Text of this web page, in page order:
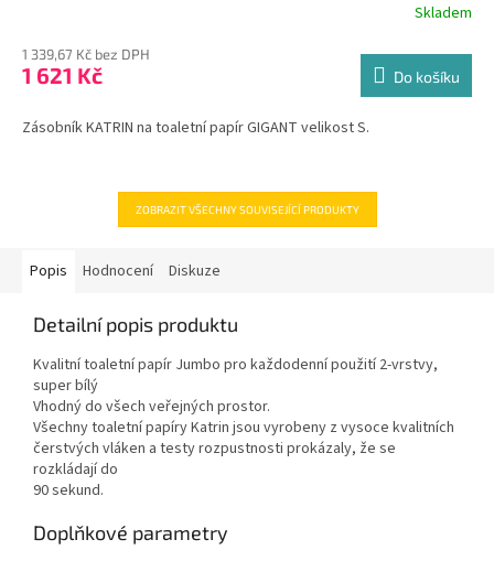
Skladem
1 339,67 Kč bez DPH
1 621 Kč Do košíku
Zásobník KATRIN na toaletní papír GIGANT velikost S.
ZOBRAZIT VŠECHNY SOUVISEJÍCÍ PRODUKTY
Popis Hodnocení Diskuze
Detailní popis produktu
Kvalitní toaletní papír Jumbo pro každodenní použití 2-vrstvy,
super bílý
Vhodný do všech veřejných prostor.
Všechny toaletní papíry Katrin jsou vyrobeny z vysoce kvalitních
čerstvých vláken a testy rozpustnosti prokázaly, že se
rozkládají do
90 sekund.
Doplňkové parametry